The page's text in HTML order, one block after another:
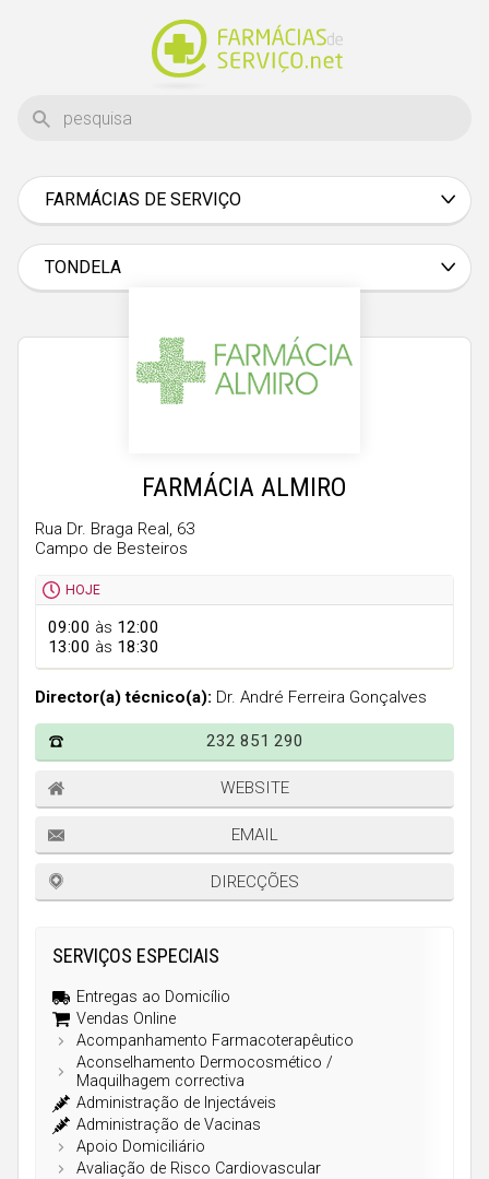
FARMÁCIAS DE SERVIÇO
Braga
Bragança
Castelo Branco
Guarda
Lisboa
Portalegre
Porto
Santarém
Setúbal
Viana do Castelo
Vila Real
Viseu
Madeira
TONDELA
FARMÁCIA ALMIRO
Rua Dr. Braga Real, 63
Campo de Besteiros
HOJE
09:00 às 12:00
13:00 às 18:30
Director(a) técnico(a): Dr. André Ferreira Gonçalves
232 851 290
WEBSITE
EMAIL
DIRECÇÕES
SERVIÇOS ESPECIAIS
Entregas ao Domicílio
Vendas Online
Acompanhamento Farmacoterapêutico
Aconselhamento Dermocosmético /
Maquilhagem correctiva
Administração de Injectáveis
Administração de Vacinas
Apoio Domiciliário
Avaliação de Risco Cardiovascular